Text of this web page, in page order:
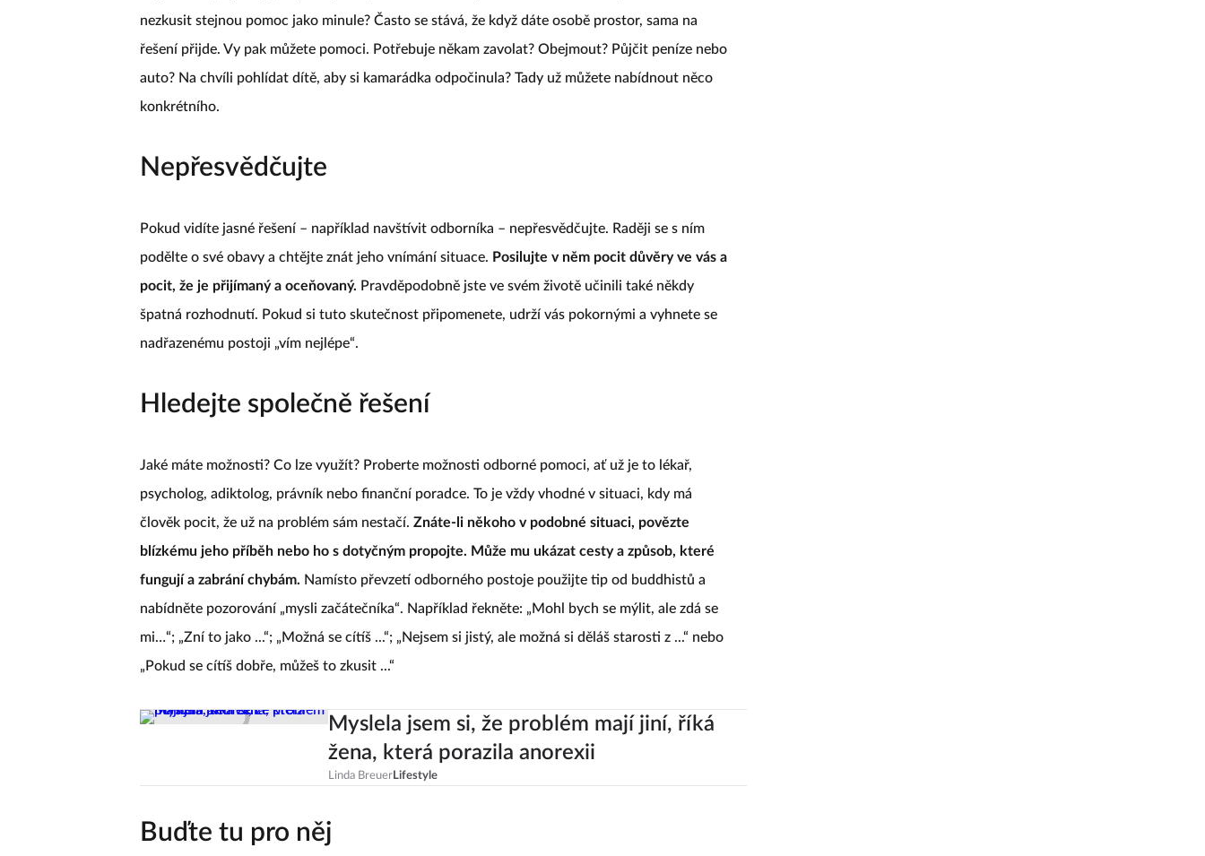
nezkusit stejnou pomoc jako minule? Často se stává, že když dáte osobě prostor, sama na
řešení přijde. Vy pak můžete pomoci. Potřebuje někam zavolat? Obejmout? Půjčit peníze nebo
auto? Na chvíli pohlídat dítě, aby si kamarádka odpočinula? Tady už můžete nabídnout něco
konkrétního.
Nepřesvědčujte
Pokud vidíte jasné řešení – například navštívit odborníka – nepřesvědčujte. Raději se s ním
podělte o své obavy a chtějte znát jeho vnímání situace. Posilujte v něm pocit důvěry ve vás a
pocit, že je přijímaný a oceňovaný. Pravděpodobně jste ve svém životě učinili také někdy
špatná rozhodnutí. Pokud si tuto skutečnost připomenete, udrží vás pokornými a vyhnete se
nadřazenému postoji „vím nejlépe“.
Hledejte společně řešení
Jaké máte možnosti? Co lze využít? Proberte možnosti odborné pomoci, ať už je to lékař,
psycholog, adiktolog, právník nebo finanční poradce. To je vždy vhodné v situaci, kdy má
člověk pocit, že už na problém sám nestačí. Znáte-li někoho v podobné situaci, povězte
blízkému jeho příběh nebo ho s dotyčným propojte. Může mu ukázat cesty a způsob, které
fungují a zabrání chybám. Namísto převzetí odborného postoje použijte tip od buddhistů a
nabídněte pozorování „mysli začátečníka“. Například řekněte: „Mohl bych se mýlit, ale zdá se
mi…“; „Zní to jako ...“; „Možná se cítíš ...“; „Nejsem si jistý, ale možná si děláš starosti z ...“ nebo
„Pokud se cítíš dobře, můžeš to zkusit ...“
Myslela jsem si, že problém mají jiní, říká
žena, která porazila anorexii
Linda BreuerLifestyle
Buďte tu pro něj